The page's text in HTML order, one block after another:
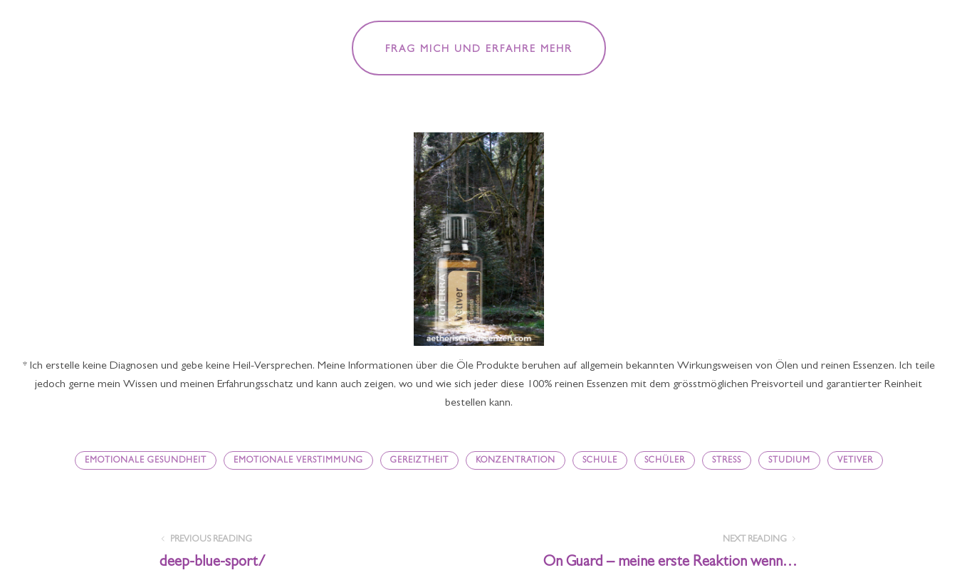
FRAG MICH UND ERFAHRE MEHR
* Ich erstelle keine Diagnosen und gebe keine Heil-Versprechen. Meine Informationen über die Öle Produkte beruhen auf allgemein bekannten Wirkungsweisen von Ölen und reinen Essenzen. Ich teile
jedoch gerne mein Wissen und meinen Erfahrungsschatz und kann auch zeigen, wo und wie sich jeder diese 100% reinen Essenzen mit dem grösstmöglichen Preisvorteil und garantierter Reinheit
bestellen kann.
EMOTIONALE GESUNDHEIT EMOTIONALE VERSTIMMUNG GEREIZTHEIT KONZENTRATION SCHULE SCHÜLER STRESS STUDIUM VETIVER
PREVIOUS READING
deep-blue-sport/
NEXT READING
On Guard – meine erste Reaktion wenn…